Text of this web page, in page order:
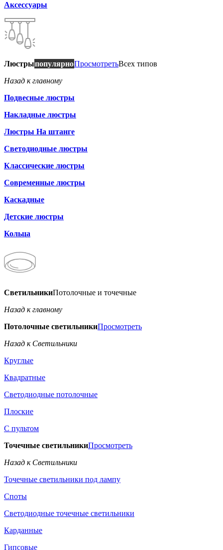
Аксессуары
ЛюстрыпопулярноПросмотретьВсех типов
Назад к главному
Подвесные люстры
Накладные люстры
Люстры На штанге
Светодиодные люстры
Классические люстры
Современные люстры
Каскадные
Детские люстры
Кольца
СветильникиПотолочные и точечные
Назад к главному
Потолочные светильникиПросмотреть
Назад к Светильники
Круглые
Квадратные
Светодиодные потолочные
Плоские
С пультом
Точечные светильникиПросмотреть
Назад к Светильники
Точечные светильники под лампу
Споты
Светодиодные точечные светильники
Карданные
Гипсовые